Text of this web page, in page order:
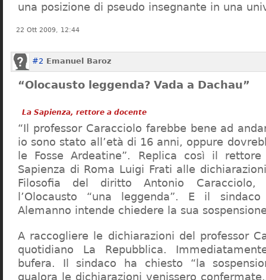
una posizione di pseudo insegnante in una
22 Ott 2009, 12:44
#2 Emanuel Baroz
“Olocausto leggenda? Vada a Dachau”
La Sapienza, rettore a docente
“Il professor Caracciolo farebbe bene ad
io sono stato all’età di 16 anni, oppure
le Fosse Ardeatine”. Replica così il rettore
Sapienza di Roma Luigi Frati alle
Filosofia del diritto Antonio
l’Olocausto “una leggenda”. E il
Alemanno intende chiedere la sua
A raccogliere le dichiarazioni del professor
quotidiano La Repubblica.
bufera. Il sindaco ha chiesto “la
qualora le dichiarazioni venissero